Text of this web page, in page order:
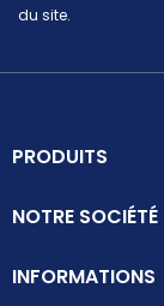
du site.
PRODUITS
NOTRE SOCIÉTÉ
INFORMATIONS